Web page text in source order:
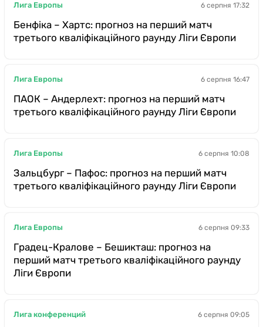
Лига Европы 6 серпня 17:32
Бенфіка – Хартс: прогноз на перший матч
третього кваліфікаційного раунду Ліги Європи
Лига Европы 6 серпня 16:47
ПАОК – Андерлехт: прогноз на перший матч
третього кваліфікаційного раунду Ліги Європи
Лига Европы 6 серпня 10:08
Зальцбург – Пафос: прогноз на перший матч
третього кваліфікаційного раунду Ліги Європи
Лига Европы 6 серпня 09:33
Градец-Кралове – Бешикташ: прогноз на
перший матч третього кваліфікаційного раунду
Ліги Європи
Лига конференций 6 серпня 09:05